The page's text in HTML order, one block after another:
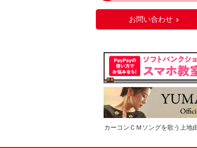
お問い合わせ
カーコンＣＭソングを歌う上地